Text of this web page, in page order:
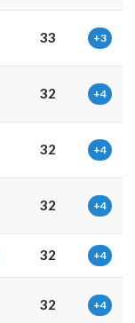
33 +3
32 +4
32 +4
32 +4
32 +4
32 +4